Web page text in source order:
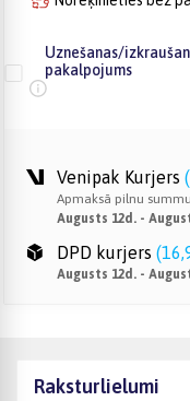
Uznešanas/
pakalpojums
Venipak Kurjers (
Apmaksā pilnu
Augusts 12d. -
DPD kurjers (
Augusts 12d. -
Raksturlielumi